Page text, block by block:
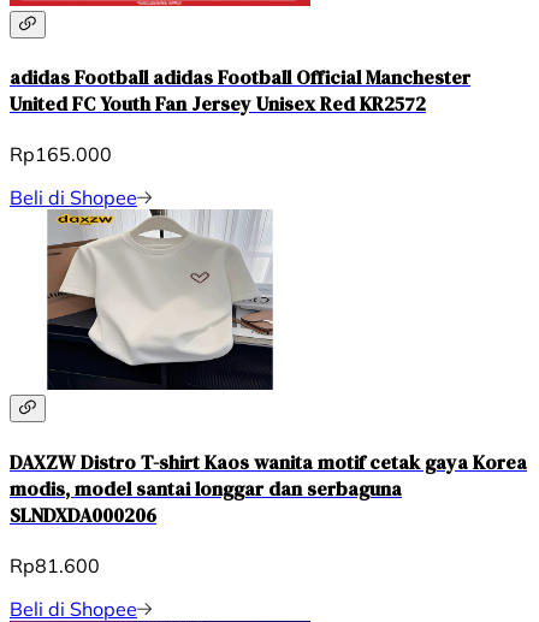
adidas Football adidas Football Official Manchester
United FC Youth Fan Jersey Unisex Red KR2572
Rp165.000
Beli di Shopee
DAXZW Distro T-shirt Kaos wanita motif cetak gaya Korea
modis, model santai longgar dan serbaguna
SLNDXDA000206
Rp81.600
Beli di Shopee